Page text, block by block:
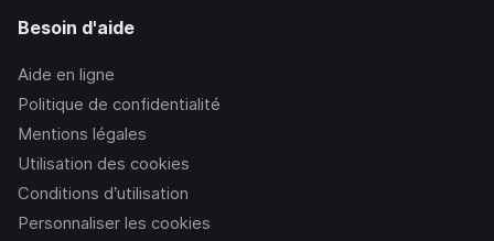
Besoin d'aide
Aide en ligne
Politique de confidentialité
Mentions légales
Utilisation des cookies
Conditions d’utilisation
Personnaliser les cookies